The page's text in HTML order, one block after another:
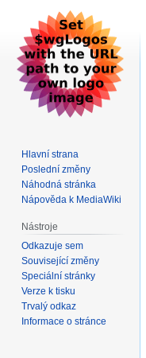
Hlavní strana
Poslední změny
Náhodná stránka
Nápověda k MediaWiki
Nástroje
Odkazuje sem
Související změny
Speciální stránky
Verze k tisku
Trvalý odkaz
Informace o stránce